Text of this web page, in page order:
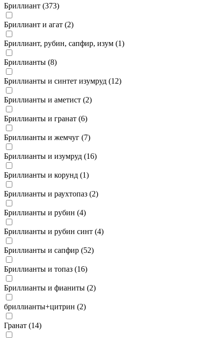
Бриллиант (373)
Бриллиант и агат (2)
Бриллиант, рубин, сапфир, изум (1)
Бриллианты (8)
Бриллианты и синтет изумруд (12)
Бриллианты и аметист (2)
Бриллианты и гранат (6)
Бриллианты и жемчуг (7)
Бриллианты и изумруд (16)
Бриллианты и корунд (1)
Бриллианты и раухтопаз (2)
Бриллианты и рубин (4)
Бриллианты и рубин синт (4)
Бриллианты и сапфир (52)
Бриллианты и топаз (16)
Бриллианты и фианиты (2)
бриллианты+цитрин (2)
Гранат (14)